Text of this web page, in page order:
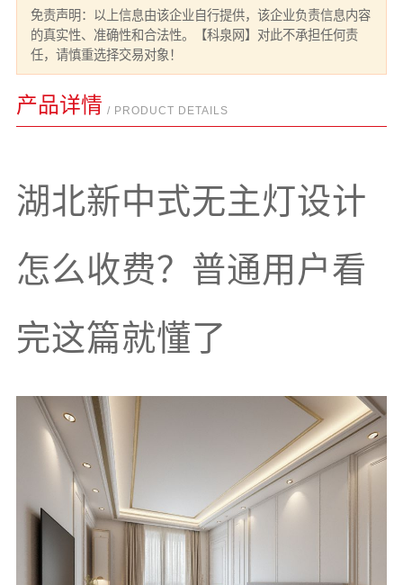
免责声明：以上信息由该企业自行提供，该企业负责信息内容
的真实性、准确性和合法性。【科泉网】对此不承担任何责
任，请慎重选择交易对象！
产品详情 / PRODUCT DETAILS
湖北新中式无主灯设计
怎么收费？普通用户看
完这篇就懂了